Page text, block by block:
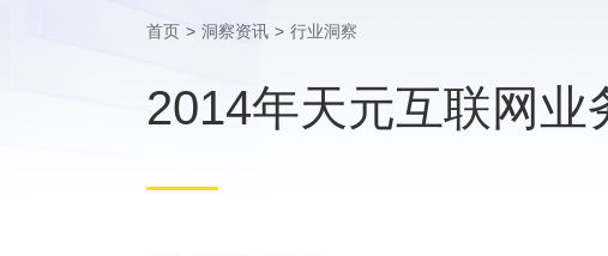
首页 > 洞察资讯 > 行业洞察
2014年天元互联网